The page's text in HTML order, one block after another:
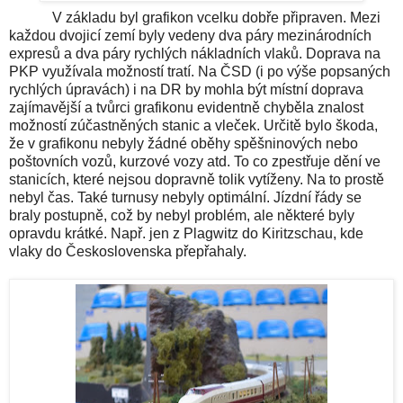
V základu byl grafikon vcelku dobře připraven. Mezi
každou dvojicí zemí byly vedeny dva páry mezinárodních
expresů a dva páry rychlých nákladních vlaků. Doprava na
PKP využívala možností tratí. Na ČSD (i po výše popsaných
rychlých úpravách) i na DR by mohla být místní doprava
zajímavější a tvůrci grafikonu evidentně chyběla znalost
možností zúčastněných stanic a vleček. Určitě bylo škoda,
že v grafikonu nebyly žádné oběhy spěšninových nebo
poštovních vozů, kurzové vozy atd. To co zpestřuje dění ve
stanicích, které nejsou dopravně tolik vytíženy. Na to prostě
nebyl čas. Také turnusy nebyly optimální. Jízdní řády se
braly postupně, což by nebyl problém, ale některé byly
opravdu krátké. Např. jen z Plagwitz do Kiritzschau, kde
vlaky do Československa přepřahaly.